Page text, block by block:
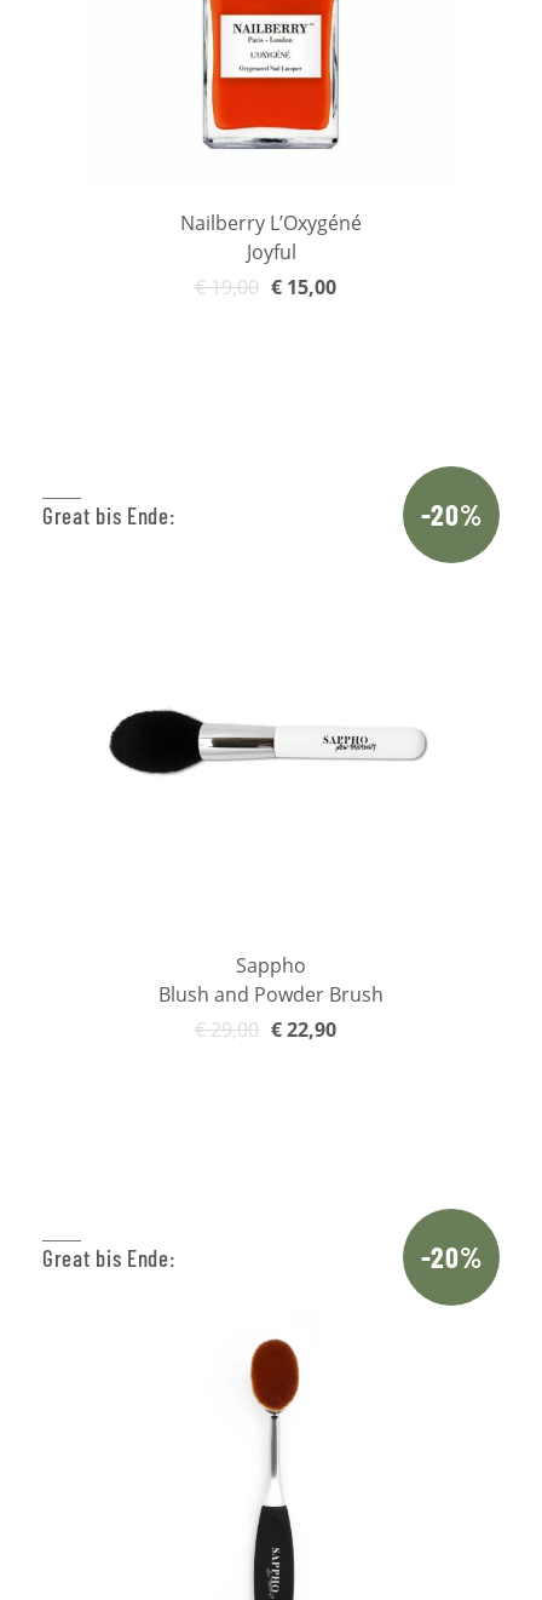
Nailberry L’Oxygéné
Joyful
€19,00 €15,00
Great bis Ende: -20%
Sappho
Blush and Powder Brush
€29,00 €22,90
Great bis Ende: -20%